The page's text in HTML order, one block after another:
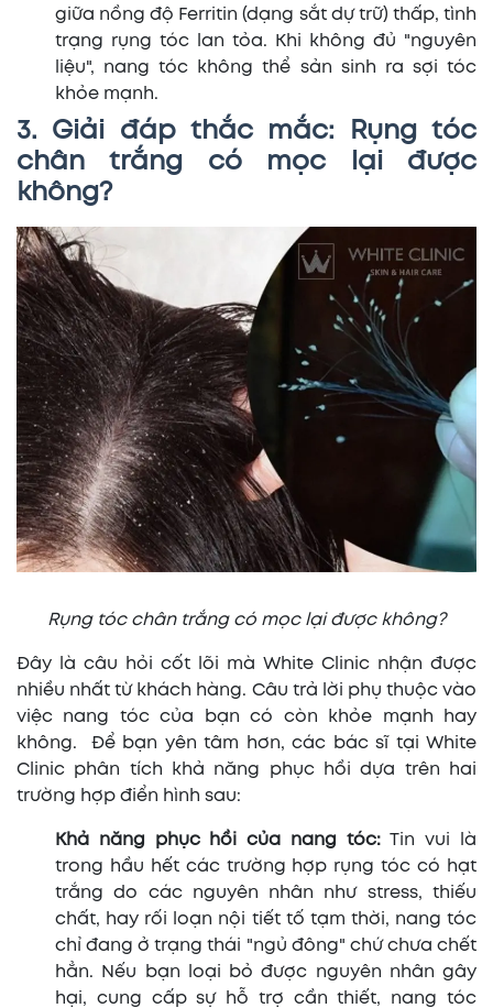
giữa nồng độ Ferritin (dạng sắt dự trữ) thấp, tình
trạng rụng tóc lan tỏa. Khi không đủ "nguyên
liệu", nang tóc không thể sản sinh ra sợi tóc
khỏe mạnh.
3. Giải đáp thắc mắc: Rụng tóc
chân trắng có mọc lại được
không?
Rụng tóc chân trắng có mọc lại được không?
Đây là câu hỏi cốt lõi mà White Clinic nhận được
nhiều nhất từ khách hàng. Câu trả lời phụ thuộc vào
việc nang tóc của bạn có còn khỏe mạnh hay
không. Để bạn yên tâm hơn, các bác sĩ tại White
Clinic phân tích khả năng phục hồi dựa trên hai
trường hợp điển hình sau:
Khả năng phục hồi của nang tóc:Tin vui là
trong hầu hết các trường hợp rụng tóc có hạt
trắng do các nguyên nhân như stress, thiếu
chất, hay rối loạn nội tiết tố tạm thời, nang tóc
chỉ đang ở trạng thái "ngủ đông" chứ chưa chết
hẳn. Nếu bạn loại bỏ được nguyên nhân gây
hại, cung cấp sự hỗ trợ cần thiết, nang tóc